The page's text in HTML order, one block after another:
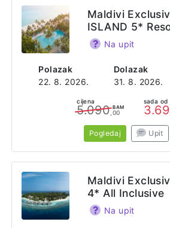
Polazak
22. 8. 2026.
Dolazak
31. 8. 2026.
Maldivi
ISLAND 5*
Na upit
cijena
5.090 BAM
,00
sada od
Pogledaj Upit
Maldivi
4* All Inclusive
Na upit